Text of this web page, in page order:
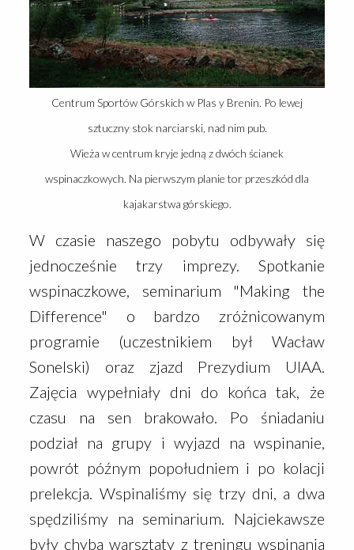
Centrum Sportów Górskich w Plas y Brenin. Po lewej
sztuczny stok narciarski, nad nim pub.
Wieża w centrum kryje jedną z dwóch ścianek
wspinaczkowych. Na pierwszym planie tor przeszkód dla
kajakarstwa górskiego.
W czasie naszego pobytu odbywały się
jednocześnie trzy imprezy. Spotkanie
wspinaczkowe, seminarium "Making the
Difference" o bardzo zróżnicowanym
programie (uczestnikiem był Wacław
Sonelski) oraz zjazd Prezydium UIAA.
Zajęcia wypełniały dni do końca tak, że
czasu na sen brakowało. Po śniadaniu
podział na grupy i wyjazd na wspinanie,
powrót późnym popołudniem i po kolacji
prelekcja. Wspinaliśmy się trzy dni, a dwa
spędziliśmy na seminarium. Najciekawsze
były chyba warsztaty z treningu wspinania